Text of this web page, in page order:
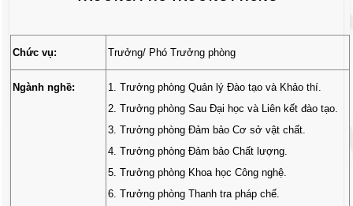
Chức vụ: Trưởng/ Phó Trưởng phòng
Ngành nghề:
1. Trưởng phòng Quản lý Đào tạo và Khảo thí.
2. Trưởng phòng Sau Đại học và Liên kết đào tạo.
3. Trưởng phòng Đảm bảo Cơ sở vật chất.
4. Trưởng phòng Đảm bảo Chất lượng.
5. Trưởng phòng Khoa học Công nghệ.
6. Trưởng phòng Thanh tra pháp chế.